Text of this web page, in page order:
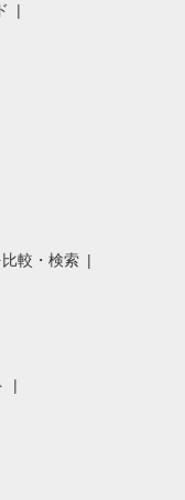
較・検索